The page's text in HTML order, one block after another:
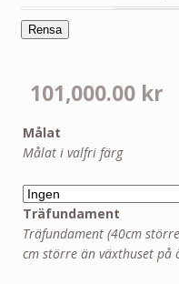
Rensa
101,000.00 kr
Målat
Målat i valfri färg
Träfundament
Träfundament (40cm
cm större än växthuset på